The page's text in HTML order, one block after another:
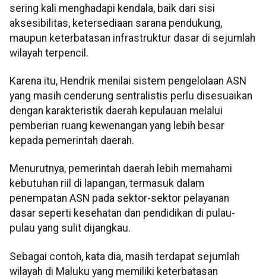
sering kali menghadapi kendala, baik dari sisi
aksesibilitas, ketersediaan sarana pendukung,
maupun keterbatasan infrastruktur dasar di sejumlah
wilayah terpencil.
Karena itu, Hendrik menilai sistem pengelolaan ASN
yang masih cenderung sentralistis perlu disesuaikan
dengan karakteristik daerah kepulauan melalui
pemberian ruang kewenangan yang lebih besar
kepada pemerintah daerah.
Menurutnya, pemerintah daerah lebih memahami
kebutuhan riil di lapangan, termasuk dalam
penempatan ASN pada sektor-sektor pelayanan
dasar seperti kesehatan dan pendidikan di pulau-
pulau yang sulit dijangkau.
Sebagai contoh, kata dia, masih terdapat sejumlah
wilayah di Maluku yang memiliki keterbatasan